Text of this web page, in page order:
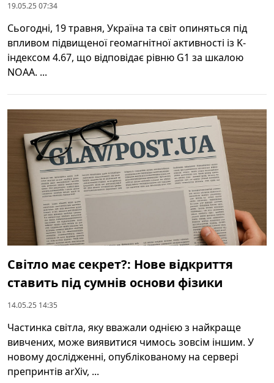
19.05.25 07:34
Сьогодні, 19 травня, Україна та світ опиняться під
впливом підвищеної геомагнітної активності із K-
індексом 4.67, що відповідає рівню G1 за шкалою
NOAA. ...
Світло має секрет?: Нове відкриття
ставить під сумнів основи фізики
14.05.25 14:35
Частинка світла, яку вважали однією з найкраще
вивчених, може виявитися чимось зовсім іншим. У
новому дослідженні, опублікованому на сервері
препринтів arXiv, ...